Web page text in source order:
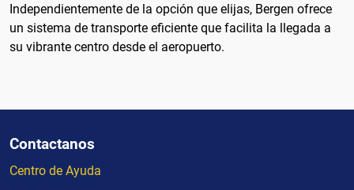
Independientemente de la opción que elijas, Bergen ofrece
un sistema de transporte eficiente que facilita la llegada a
su vibrante centro desde el aeropuerto.
Contactanos
Centro de Ayuda